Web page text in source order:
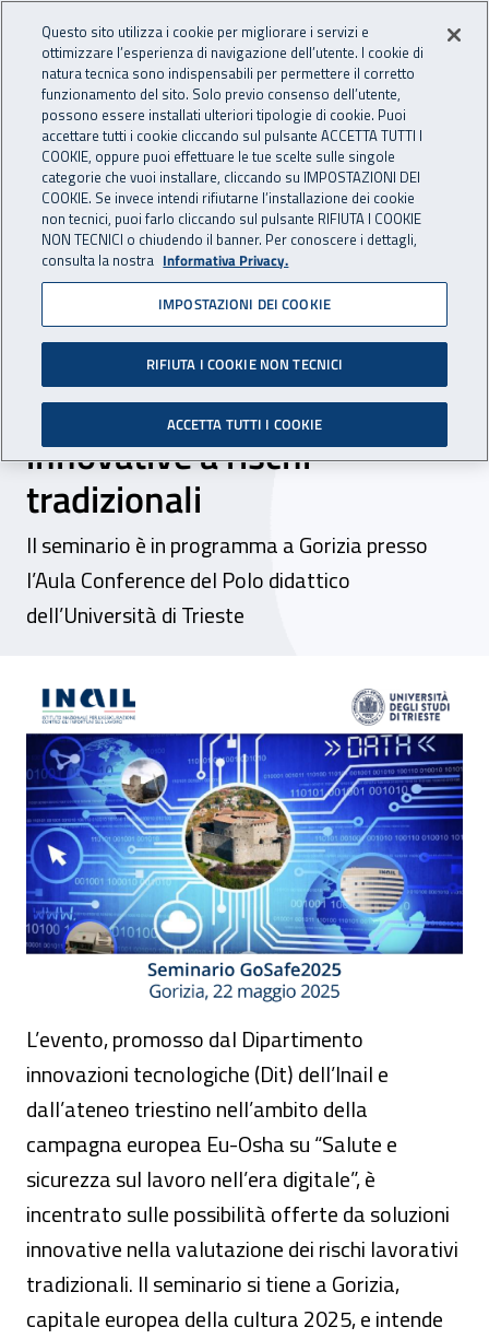
INAIL - Istituto Nazionale
Apri cerca
Navigazione principale
Navigazione - Ti trovi in:
Home Inail comunica Eventi
22 maggio 2025
GoSafe2025: La cultura
della sicurezza sul lavoro
nell’era digitale: soluzioni
innovative a rischi
tradizionali
Il seminario è in programma a Gorizia presso
l’Aula Conference del Polo didattico
dell’Università di Trieste
GoSafe2025: La cultura della sicurezza
L’evento, promosso dal Dipartimento
innovazioni tecnologiche (Dit) dell’Inail e
dall’ateneo triestino nell’ambito della
campagna europea Eu-Osha su “Salute e
sicurezza sul lavoro nell’era digitale”, è
incentrato sulle possibilità offerte da soluzioni
innovative nella valutazione dei rischi lavorativi
tradizionali. Il seminario si tiene a Gorizia,
capitale europea della cultura 2025, e intende
Questo sito utilizza i cookie per migliorare i servizi e
ottimizzare l’esperienza di navigazione dell’utente. I cookie di
natura tecnica sono indispensabili per permettere il corretto
funzionamento del sito. Solo previo consenso dell’utente,
possono essere installati ulteriori tipologie di cookie. Puoi
accettare tutti i cookie cliccando sul pulsante ACCETTA TUTTI I
COOKIE, oppure puoi effettuare le tue scelte sulle singole
categorie che vuoi installare, cliccando su IMPOSTAZIONI DEI
COOKIE. Se invece intendi rifiutarne l’installazione dei cookie
non tecnici, puoi farlo cliccando sul pulsante RIFIUTA I COOKIE
NON TECNICI o chiudendo il banner. Per conoscere i dettagli,
consulta la nostra Informativa Privacy.
IMPOSTAZIONI DEI COOKIE
RIFIUTA I COOKIE NON TECNICI
ACCETTA TUTTI I COOKIE